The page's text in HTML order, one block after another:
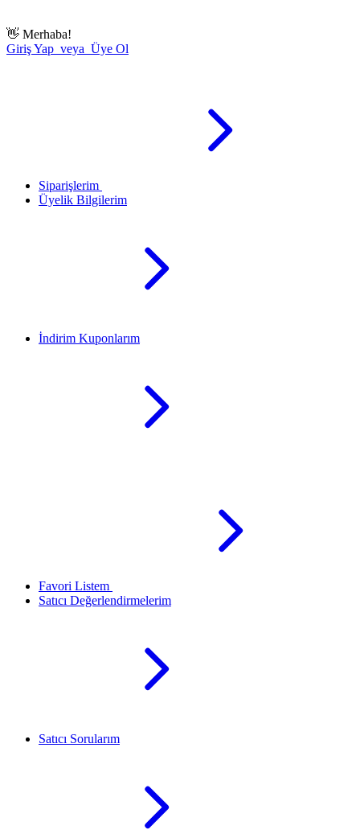
👋 Merhaba!
Giriş Yap veya Üye Ol
Siparişlerim
Üyelik Bilgilerim
İndirim Kuponlarım
Favori Listem
Satıcı Değerlendirmelerim
Satıcı Sorularım